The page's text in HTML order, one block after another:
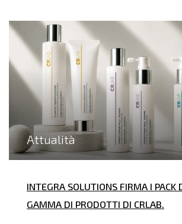
Attualità
INTEGRA SOLUTIONS FIRMA I PACK
GAMMA DI PRODOTTI DI CRLAB.